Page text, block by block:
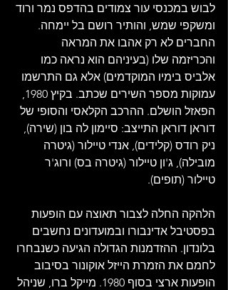
לבוש במכנסי עור צמודים בהדפס נמר ורוד
ומשקפי שמש, והותיר רושם בל יימחה.
החברים לא רק אהבו את המראה
והכריזמה שלו (בעיניהם הוא נראה כמו
אלביס בימיו המוקדמים) אלא גם התרשמו
הפאזל הושלם. ההרכב הקלאסי והסופי של
דוראן דוראן התייצב: סיימון לה בון (שירה),
ניק רודס (קלידים), אנדי טיילור (גיטרה
מובילה), ג'ון טיילור (גיטרה בס) ורוג'ר
טיילור (תופים).
הלהקה החלה לצבור תאוצה עם הופעות
בפסטיבל אדינבורו ובמועדונים נחשבים
בלונדון. ההזדמנות הגדולה הגיעה כשנבחרו
לחמם את הזמרת הייזל אוקונור בסיבוב
הופעות ארצי בסוף 1980. מייקל ברו, שניהל